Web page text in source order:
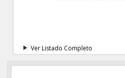
Ver Listado Completo